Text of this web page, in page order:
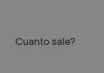
Cuanto sale?